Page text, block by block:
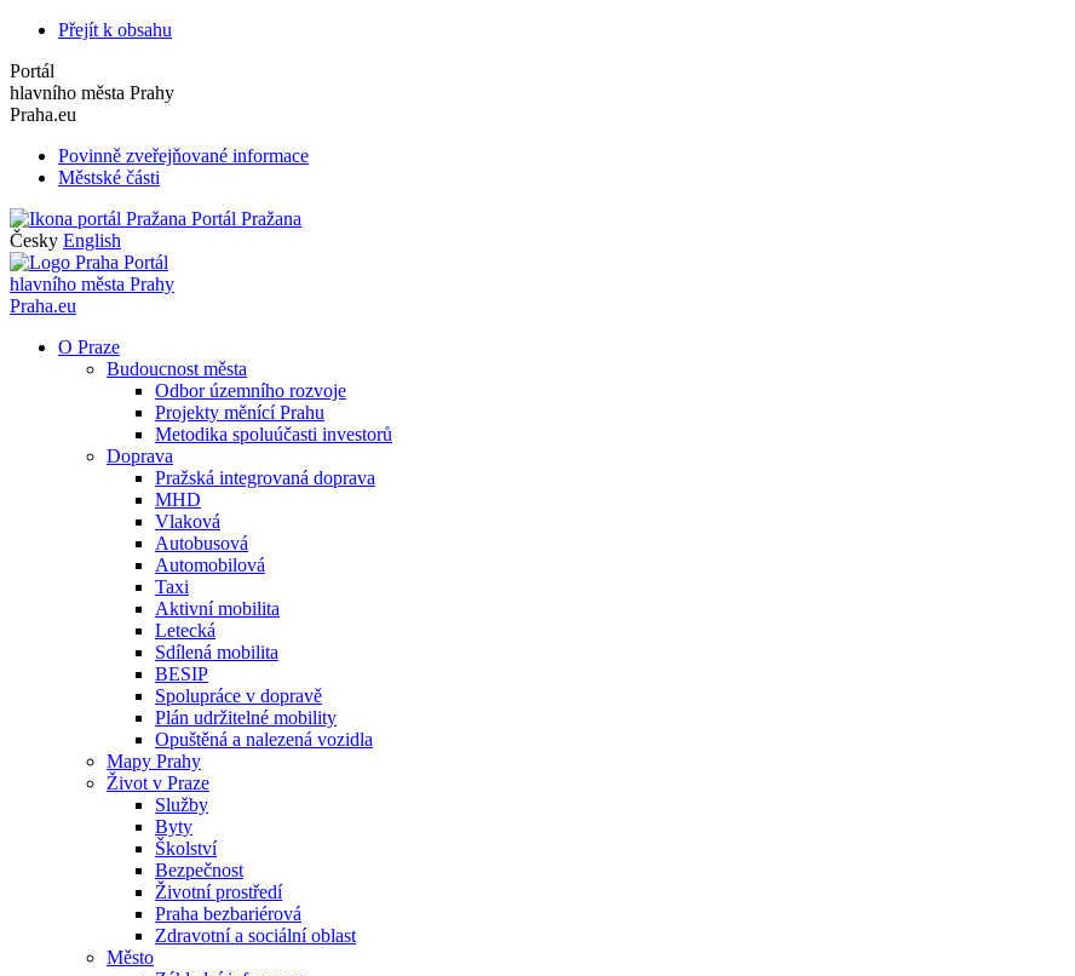
Přejít k obsahu
Portál
hlavního města Prahy
Praha.eu
Povinně zveřejňované informace
Městské části
Portál Pražana
Česky English
Portál
hlavního města Prahy
Praha.eu
O Praze
Budoucnost města
Odbor územního rozvoje
Projekty měnící Prahu
Metodika spoluúčasti investorů
Doprava
Pražská integrovaná doprava
MHD
Vlaková
Autobusová
Automobilová
Taxi
Aktivní mobilita
Letecká
Sdílená mobilita
BESIP
Spolupráce v dopravě
Plán udržitelné mobility
Opuštěná a nalezená vozidla
Mapy Prahy
Život v Praze
Služby
Byty
Školství
Bezpečnost
Životní prostředí
Praha bezbariérová
Zdravotní a sociální oblast
Město